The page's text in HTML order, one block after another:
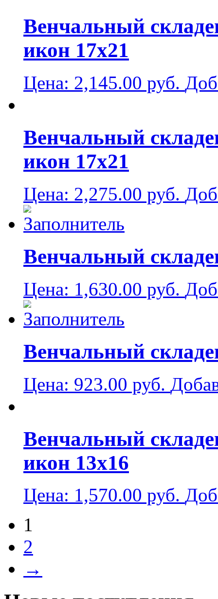
Венчальный
икон 17х21
Цена: 2,145.00 руб.
Венчальный
икон 17х21
Цена: 2,275.00 руб.
Венчальный
Цена: 1,630.00 руб.
Венчальный
Цена: 923.00 руб.
Венчальный
икон 13х16
Цена: 1,570.00 руб.
1
2
→